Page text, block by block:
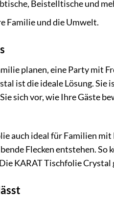
Beistelltische und
Familie und die Umwelt.
planen, eine Party mit
ist die ideale Lösung.
sich vor, wie Ihre Gäste
auch ideal für Familien
Flecken entstehen.
KARAT Tischfolie